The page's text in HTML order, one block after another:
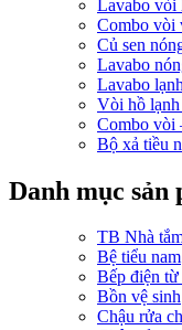
Lavabo vòi
Combo vòi
Củ sen
Lavabo
Lavabo
Vòi hồ lạnh
Combo vòi
Bộ xả tiều
Danh mục sản
TB Nhà
Bệ tiểu nam
Bếp điện từ
Bồn vệ sinh
Chậu rửa